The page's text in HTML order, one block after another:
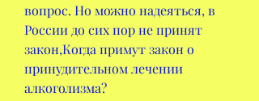
вопрос. Но можно надеяться, в
России до сих пор не принят
закон,Когда примут закон о
принудительном лечении
алкоголизма?